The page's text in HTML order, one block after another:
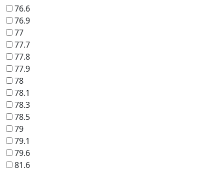
76.6
76.9
77
77.7
77.8
77.9
78
78.1
78.3
78.5
79
79.1
79.6
81.6